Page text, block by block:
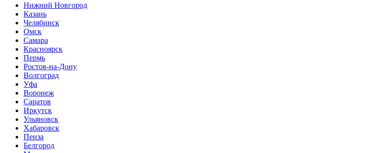
Нижний Новгород
Казань
Челябинск
Омск
Самара
Красноярск
Пермь
Ростов-на-Дону
Волгоград
Уфа
Воронеж
Саратов
Иркутск
Ульяновск
Хабаровск
Пенза
Белгород